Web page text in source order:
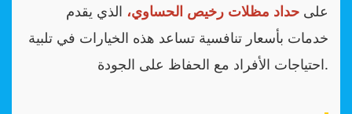
على حداد مظلات رخيص الحساوي، الذي يقدم
خدمات بأسعار تنافسية تساعد هذه الخيارات في تلبية
احتياجات الأفراد مع الحفاظ على الجودة.